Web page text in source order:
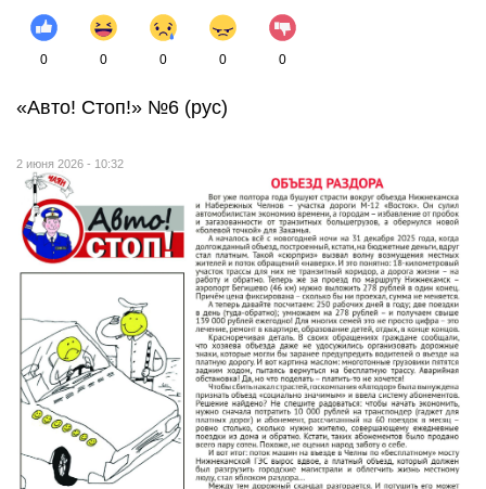
0 0 0 0 0
«Авто! Стоп!» №6 (рус)
2 июня 2026 - 10:32